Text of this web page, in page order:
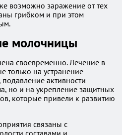
возможно заражение от тех
грибком и при этом
молочницы
своевременно. Лечение в
только на устранение
активности
но и на укрепление защитных
которые привели к развитию
связаны с
составами и